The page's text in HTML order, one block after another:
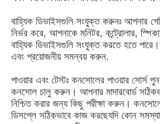
স্লট গেম ক্যাবিনেট
মাছ খেলার টেবিল
অনলাইন গেম সফটওয়্যার
বাহ্যিক ডিভাইসগুলি সংযুক্ত করুনঃ আপনার
নির্ভর করে, আপনাকে মনিটর, কন্ট্রোলার,
বাহ্যিক ডিভাইসগুলি সংযুক্ত করতে হতে
এবং প্রয়োজনীয় সমন্বয় করুন.
পাওয়ার এবং টেস্টঃ কনসোলের পাওয়ার সোর্স
কনসোল চালু করুন। আপনার মাদারবোর্ড
নিশ্চিত করার জন্য কিছু পরীক্ষা করুন।
ডিসপ্লে সঠিকভাবে কাজ করছেযদি কোন